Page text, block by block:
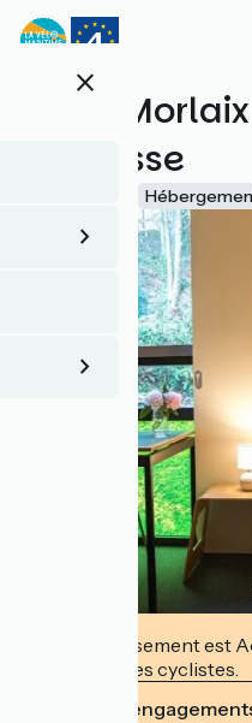
Aller
au
principalclose
Ostal
Jeunesse
Cet établissement est
accueillir des cyclistes.
Voir ses